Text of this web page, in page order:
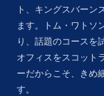
ト、キングスバーン
ます。トム・ワトソ
り、話題のコースを
オフィスをスコット
ーだからこそ、きめ
す。